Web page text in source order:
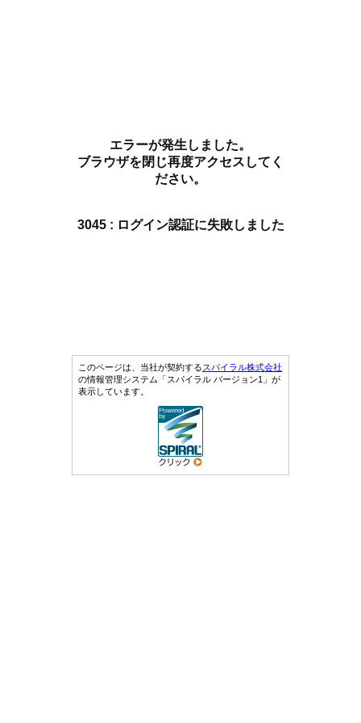
エラーが発生しました。
ブラウザを閉じ再度アクセスしてく
ださい。
3045 : ログイン認証に失敗しました
このページは、当社が契約するスパイラル株式会社
の情報管理システム「スパイラル バージョン1」が
表示しています。